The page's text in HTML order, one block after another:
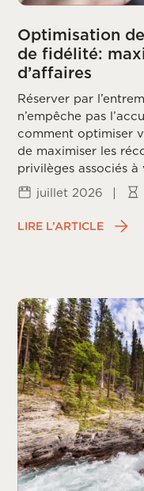
Optimisation
de fidélité:
d’affaires
Réserver par
n’empêche pas
comment optimiser
de maximiser les
privilèges associés à
juillet 2026
|
LIRE L’ARTICLE